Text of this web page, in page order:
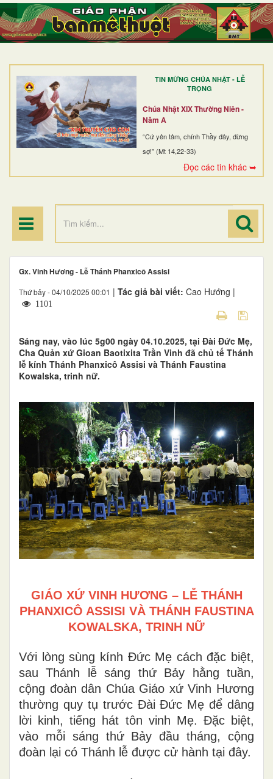
TIN MỪNG CHÚA NHẬT - LỄ
TRỌNG
Chúa Nhật XIX Thường Niên -
Năm A
“Cứ yên tâm, chính Thầy đây, đừng
sợ!” (Mt 14,22-33)
Đọc các tin khác ➥
TRANG NHẤT
GIỚI THIỆU
DÒNG TU
BAN MỤC VỤ
ĐOÀN THỂ CG
ĐIỂM HÀNH HƯƠNG
Gx. Vinh Hương - Lễ Thánh Phanxicô Assisi
Thứ bảy - 04/10/2025 00:01 | Tác giả bài viết: Cao Hướng |
1101
Sáng nay, vào lúc 5g00 ngày 04.10.2025, tại Đài Đức Mẹ,
Cha Quản xứ Gioan Baotixita Trần Vinh đã chủ tế Thánh
lễ kính Thánh Phanxicô Assisi và Thánh Faustina
Kowalska, trinh nữ.
GIÁO XỨ VINH HƯƠNG – LỄ THÁNH
PHANXICÔ ASSISI VÀ THÁNH FAUSTINA
KOWALSKA, TRINH NỮ
Với lòng sùng kính Đức Mẹ cách đặc biệt,
sau Thánh lễ sáng thứ Bảy hằng tuần,
cộng đoàn dân Chúa Giáo xứ Vinh Hương
thường quy tụ trước Đài Đức Mẹ để dâng
lời kinh, tiếng hát tôn vinh Mẹ. Đặc biệt,
vào mỗi sáng thứ Bảy đầu tháng, cộng
đoàn lại có Thánh lễ được cử hành tại đây.